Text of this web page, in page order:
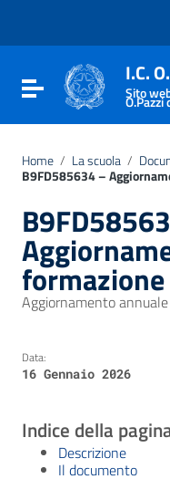
Vai al footer
Attiva / disattiva la
I.C.
Sito
Home / La scuola /
B9FD585634 –
formazione
Aggiornamento
Data:
16 Gennaio 2026
Indice della
Descrizione
Il documento